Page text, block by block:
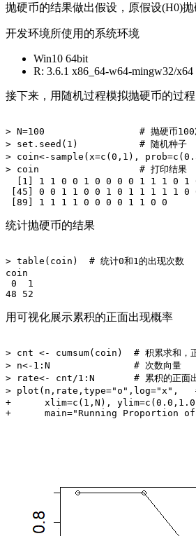
抛硬币的结果做出假设，原假设(H0)
开发环境所使用的系统环境
Win10 64bit
R: 3.6.1 x86_64-w64-mingw32/x64
接下来，用随机过程模拟抛硬币的过
> N=100                 # 抛硬币100
> set.seed(1)           # 随机种子
> coin<-sample(x=c(0,1),
> coin                  # 打印结果
[1] 1 1 0 0 1 0 0 0 0 1 1 1 0 1
[45] 0 0 1 1 0 0 1 0 1 1 1 1 1 0
统计抛硬币的结果
> table(coin)  # 统计0和1的出现次数
coin
0  1
用可视化展示累积的正面出现概率
> cnt <- cumsum(coin)  # 积累求和，正
> n<-1:N               # 次数向量
> rate<- cnt/1:N       # 累积的正面出
> plot(n,rate,type="o",log="x",   #
+      xlim=c(1,N),